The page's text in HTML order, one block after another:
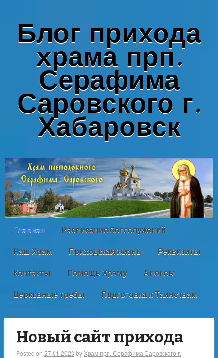
Блог прихода
храма прп.
Серафима
Саровского г.
Хабаровск
Главная
Расписание богослужений
Наш Храм
Приходская жизнь
Реквизиты
Контакты
Помощь Храму
Анонсы
Церковные требы
Подготовка к Таинствам
Новый сайт прихода
Posted on 27.01.2023 by Храм прп. Серафима Саровского г.